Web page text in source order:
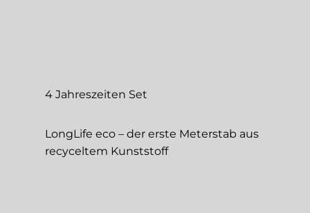
4 Jahreszeiten Set
LongLife eco – der erste Meterstab aus
recyceltem Kunststoff